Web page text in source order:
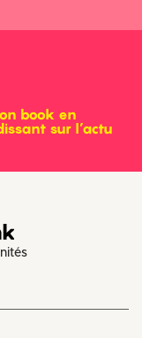
book en
sur l’actu